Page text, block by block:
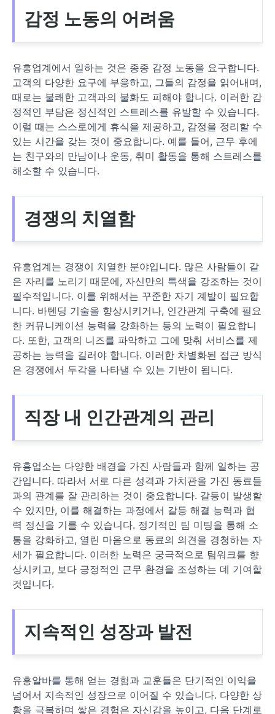
감정 노동의 어려움
유흥업계에서 일하는 것은 종종 감정 노동을 요구합니다.
고객의 다양한 요구에 부응하고, 그들의 감정을 읽어내며,
때로는 불쾌한 고객과의 불화도 피해야 합니다. 이러한 감
정적인 부담은 정신적인 스트레스를 유발할 수 있습니다.
이럴 때는 스스로에게 휴식을 제공하고, 감정을 정리할 수
있는 시간을 갖는 것이 중요합니다. 예를 들어, 근무 후에
는 친구와의 만남이나 운동, 취미 활동을 통해 스트레스를
해소할 수 있습니다.
경쟁의 치열함
유흥업계는 경쟁이 치열한 분야입니다. 많은 사람들이 같
은 자리를 노리기 때문에, 자신만의 특색을 강조하는 것이
필수적입니다. 이를 위해서는 꾸준한 자기 계발이 필요합
니다. 바텐딩 기술을 향상시키거나, 인간관계 구축에 필요
한 커뮤니케이션 능력을 강화하는 등의 노력이 필요합니
다. 또한, 고객의 니즈를 파악하고 그에 맞춰 서비스를 제
공하는 능력을 길러야 합니다. 이러한 차별화된 접근 방식
은 경쟁에서 두각을 나타낼 수 있는 기반이 됩니다.
직장 내 인간관계의 관리
유흥업소는 다양한 배경을 가진 사람들과 함께 일하는 공
간입니다. 따라서 서로 다른 성격과 가치관을 가진 동료들
과의 관계를 잘 관리하는 것이 중요합니다. 갈등이 발생할
수 있지만, 이를 해결하는 과정에서 갈등 해결 능력과 협
력 정신을 기를 수 있습니다. 정기적인 팀 미팅을 통해 소
통을 강화하고, 열린 마음으로 동료의 의견을 경청하는 자
세가 필요합니다. 이러한 노력은 궁극적으로 팀워크를 향
상시키고, 보다 긍정적인 근무 환경을 조성하는 데 기여할
것입니다.
지속적인 성장과 발전
유흥알바를 통해 얻는 경험과 교훈들은 단기적인 이익을
넘어서 지속적인 성장으로 이어질 수 있습니다. 다양한 상
황을 극복하며 쌓은 경험은 자신감을 높이고, 다음 단계로